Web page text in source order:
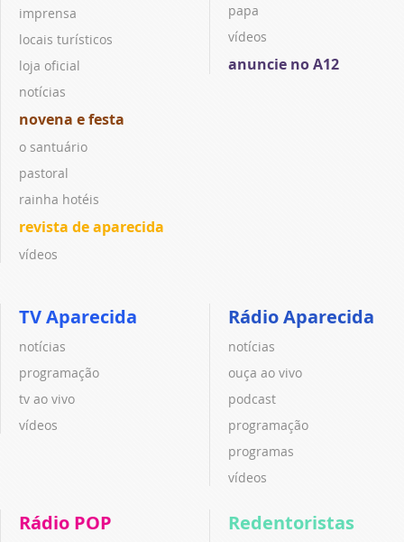
imprensa
locais turísticos
loja oficial
notícias
novena e festa
o santuário
pastoral
rainha hotéis
revista de aparecida
vídeos
papa
vídeos
anuncie no A12
TV Aparecida
notícias
programação
tv ao vivo
vídeos
Rádio Aparecida
notícias
ouça ao vivo
podcast
programação
programas
vídeos
Rádio POP Redentoristas